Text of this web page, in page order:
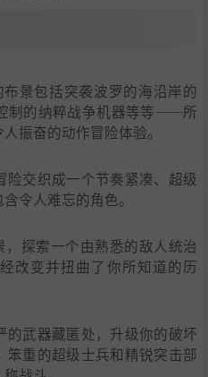
景包括突袭波罗的海沿岸的
制的纳粹战争机器等等——所
振奋的动作冒险体验。
交织成一个节奏紧凑、超级
令人难忘的角色。
探索一个由熟悉的敌人统治
改变并扭曲了你所知道的历
的武器藏匿处，升级你的破坏
笨重的超级士兵和精锐突击部